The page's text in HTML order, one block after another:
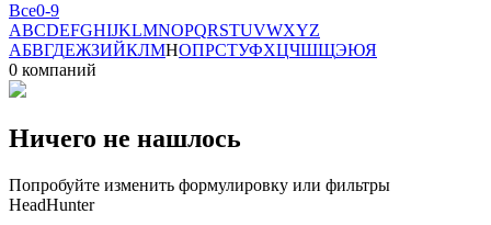
Все0-9
ABCDEFGHIJKLMNOPQRSTUVWXYZ
АБВГДЕЖЗИЙКЛМНОПРСТУФХЦЧШЩЭЮЯ
0 компаний
Ничего не нашлось
Попробуйте изменить формулировку или фильтры
HeadHunter